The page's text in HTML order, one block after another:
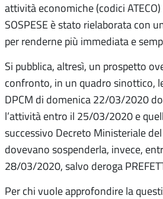
attività economiche (codici ATECO)
SOSPESE è stato rielaborata con
per renderne più immediata e
Si pubblica, altresì, un prospetto
confronto, in un quadro sinottico,
DPCM di domenica 22/03/2020
l’attività entro il 25/03/2020 e
successivo Decreto Ministeriale
dovevano sospenderla, invece,
28/03/2020, salvo deroga
Per chi vuole approfondire la